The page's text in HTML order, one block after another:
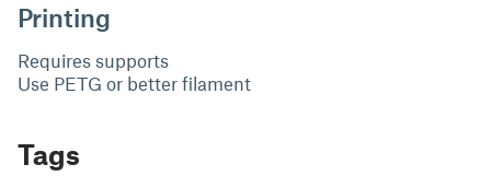
Printing
Requires supports
Use PETG or better filament
Tags